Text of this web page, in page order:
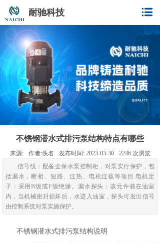
不锈钢潜水式排污泵结构特点有哪些
来源: 作者:佚名 发布时间: 2023-03-30 2246 次浏览
信号线：配备全保水泵控制柜，对泵实行保护，包
括漏水，断相、短路、过热、电机过载等项目.电机定
子：采用B级或F级绝缘。漏水探头：该元件装在油室
内，当机械密封损坏后，水进入油室，探头可发出信号
由控制系统对泵实施保护。
不锈钢潜水式排污泵结构说明
耐驰科技